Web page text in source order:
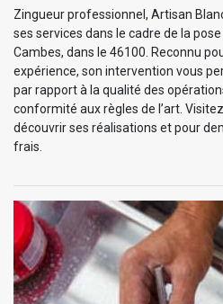
Zingueur professionnel, Artisan
ses services dans le cadre de la
Cambes, dans le 46100. Reconnu
expérience, son intervention vous
par rapport à la qualité des
conformité aux règles de l’art.
découvrir ses réalisations et pour
frais.